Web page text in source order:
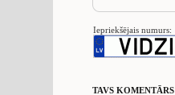
Iepriekšējais numurs:
TAVS KOMENTĀRS